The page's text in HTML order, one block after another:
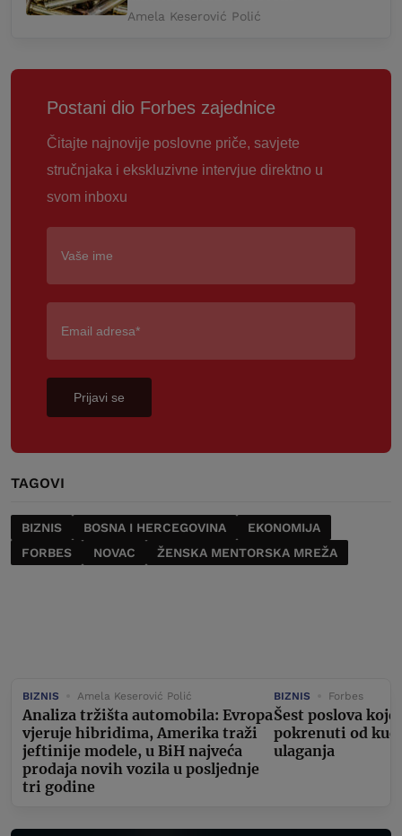
Amela Keserović Polić
Postani dio Forbes zajednice
Čitajte najnovije poslovne priče, savjete
stručnjaka i ekskluzivne intervjue direktno u
svom inboxu
Prijavi se
TAGOVI
BIZNIS BOSNA I HERCEGOVINA
EKONOMIJA
FORBES
NOVAC ŽENSKA MENTORSKA MREŽA
BIZNIS Amela Keserović Polić
Analiza tržišta automobila: Evropa
vjeruje hibridima, Amerika traži
jeftinije modele, u BiH najveća
prodaja novih vozila u posljednje
tri godine
BIZNIS Forbes
Šest poslova
pokrenuti od
ulaganja